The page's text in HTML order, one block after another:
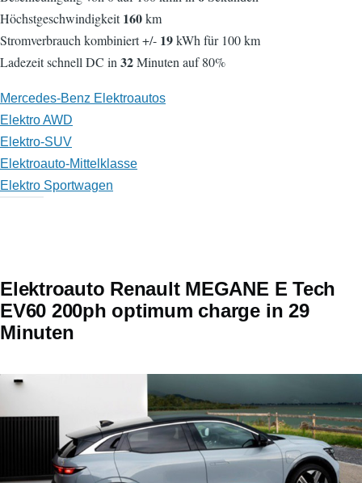
Höchstgeschwindigkeit160km
Stromverbrauch kombiniert +/- 19kWh für 100 km
Ladezeit schnell DC in 32Minuten auf 80%
Mercedes-Benz Elektroautos
Elektro AWD
Elektro-SUV
Elektroauto-Mittelklasse
Elektro Sportwagen
Elektroauto Renault MEGANE E Tech
EV60 200ph optimum charge in 29
Minuten